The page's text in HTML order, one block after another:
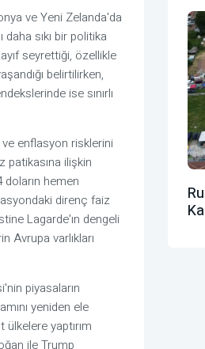
ve Yeni Zelanda'da
sıkı bir politika
seyrettiği, özellikle
belirtilirken,
ise sınırlı
ve enflasyon risklerini
patikasına ilişkin
hemen
direnç faiz
Lagarde'ın dengeli
Avrupa varlıkları
piyasaların
yeniden ele
ülkelere yaptırım
ile Trump